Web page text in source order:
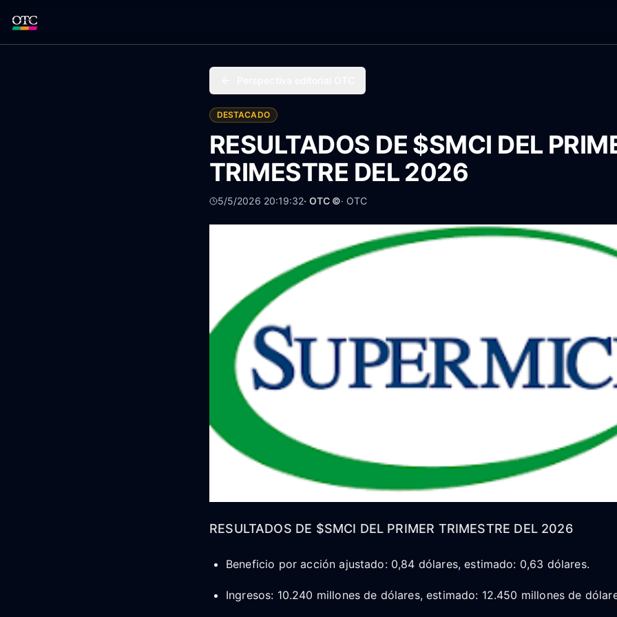
DESTACADO
RESULTADOS DE $SMCI DEL
TRIMESTRE DEL 2026
5/5/2026 20:19:32· OTC ©· OTC
RESULTADOS DE $SMCI DEL PRIMER TRIMESTRE DEL 2026
Beneficio por acción ajustado: 0,84 dólares, estimado: 0,63 dólares.
Ingresos: 10.240 millones de dólares, estimado: 12.450 millones de